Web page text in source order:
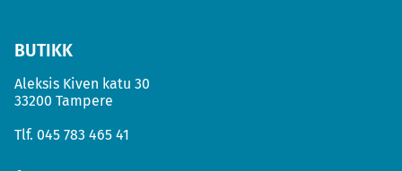
BUTIKK
Aleksis Kiven katu 30
33200 Tampere
Tlf. 045 783 465 41